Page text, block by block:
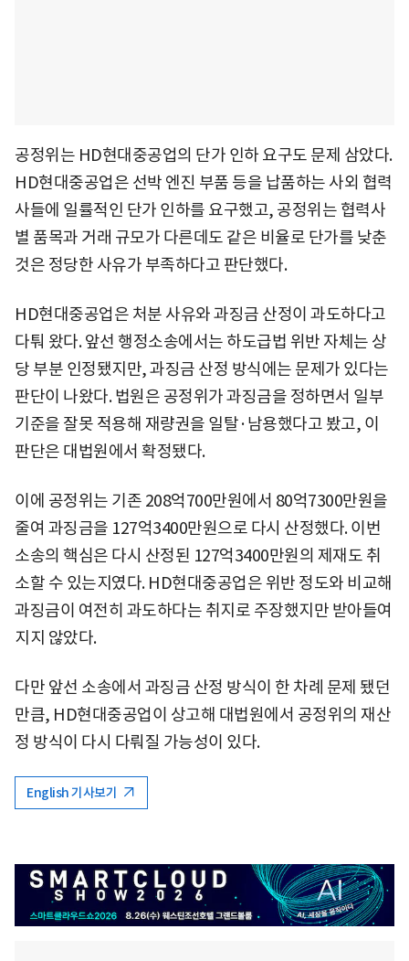
공정위는 HD현대중공업의 단가 인하 요구도 문제 삼았다.
HD현대중공업은 선박 엔진 부품 등을 납품하는 사외 협력
사들에 일률적인 단가 인하를 요구했고, 공정위는 협력사
별 품목과 거래 규모가 다른데도 같은 비율로 단가를 낮춘
것은 정당한 사유가 부족하다고 판단했다.
HD현대중공업은 처분 사유와 과징금 산정이 과도하다고
다퉈 왔다. 앞선 행정소송에서는 하도급법 위반 자체는 상
당 부분 인정됐지만, 과징금 산정 방식에는 문제가 있다는
판단이 나왔다. 법원은 공정위가 과징금을 정하면서 일부
기준을 잘못 적용해 재량권을 일탈·남용했다고 봤고, 이
판단은 대법원에서 확정됐다.
이에 공정위는 기존 208억700만원에서 80억7300만원을
줄여 과징금을 127억3400만원으로 다시 산정했다. 이번
소송의 핵심은 다시 산정된 127억3400만원의 제재도 취
소할 수 있는지였다. HD현대중공업은 위반 정도와 비교해
과징금이 여전히 과도하다는 취지로 주장했지만 받아들여
지지 않았다.
다만 앞선 소송에서 과징금 산정 방식이 한 차례 문제 됐던
만큼, HD현대중공업이 상고해 대법원에서 공정위의 재산
정 방식이 다시 다뤄질 가능성이 있다.
English 기사보기